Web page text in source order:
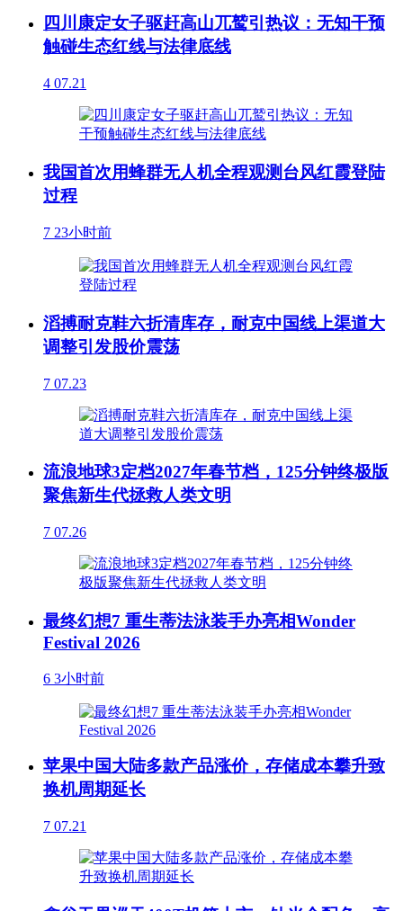
四川康定女子驱赶高山兀鹫引热议：无知干预
触碰生态红线与法律底线
4 07.21
我国首次用蜂群无人机全程观测台风红霞登陆
过程
7 23小时前
滔搏耐克鞋六折清库存，耐克中国线上渠道大
调整引发股价震荡
7 07.23
流浪地球3定档2027年春节档，125分钟终极版
聚焦新生代拯救人类文明
7 07.26
最终幻想7 重生蒂法泳装手办亮相Wonder
Festival 2026
6 3小时前
苹果中国大陆多款产品涨价，存储成本攀升致
换机周期延长
7 07.21